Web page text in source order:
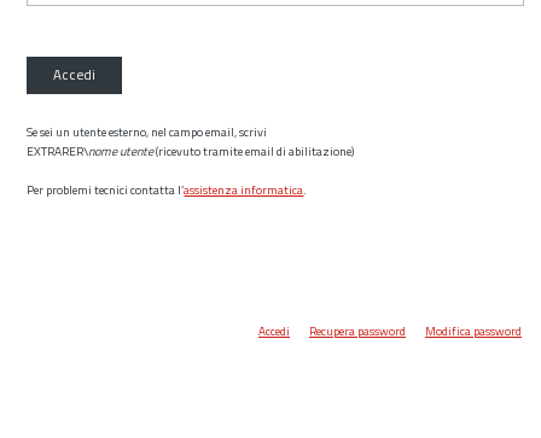
Accedi
Se sei un utente esterno, nel campo email, scrivi
EXTRARER\nome utente(ricevuto tramite email di abilitazione)
Per problemi tecnici contatta l’assistenza informatica.
Accedi Recupera password Modifica password